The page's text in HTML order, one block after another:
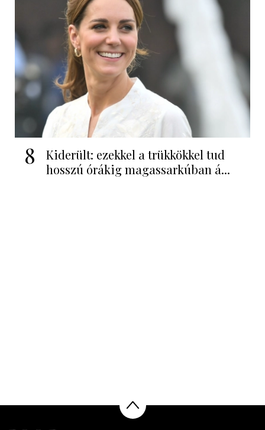
8
Kiderült: ezekkel a trükkökkel tud
hosszú órákig magassarkúban á...